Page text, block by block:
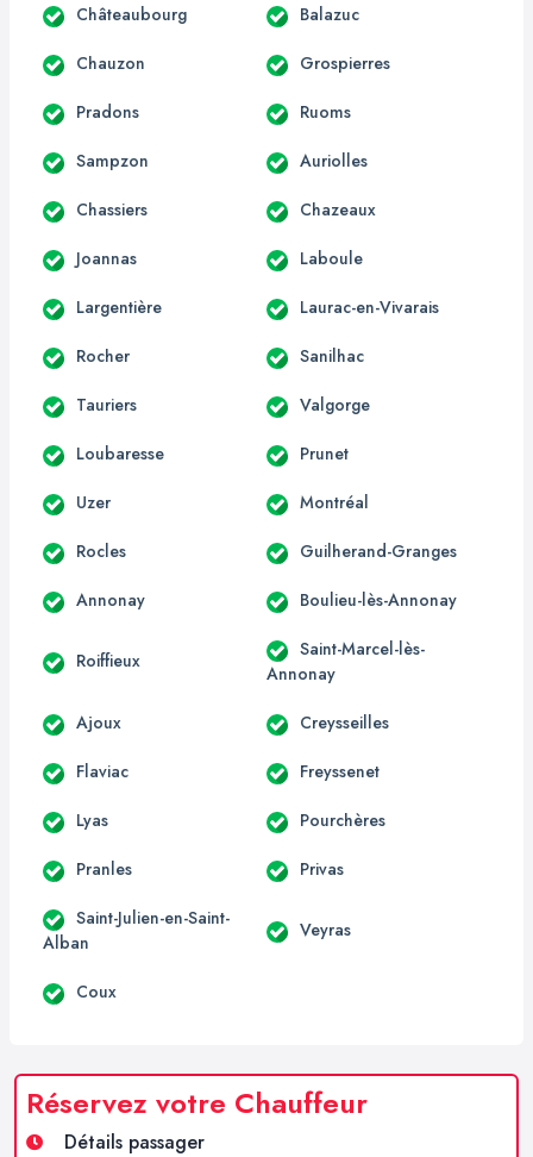
Châteaubourg Balazuc
Chauzon Grospierres
Pradons Ruoms
Sampzon Auriolles
Chassiers Chazeaux
Joannas Laboule
Largentière Laurac-en-Vivarais
Rocher Sanilhac
Tauriers Valgorge
Loubaresse Prunet
Uzer Montréal
Rocles Guilherand-Granges
Annonay Boulieu-lès-Annonay
Roiffieux
Saint-Marcel-lès-
Annonay
Ajoux Creysseilles
Flaviac Freyssenet
Lyas Pourchères
Pranles Privas
Saint-Julien-en-Saint-
Alban
Veyras
Coux
Réservez votre Chauffeur
Détails passager